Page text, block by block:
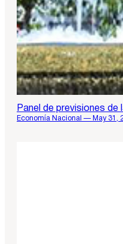
Panel de previsiones
Economía Nacional — May 31,